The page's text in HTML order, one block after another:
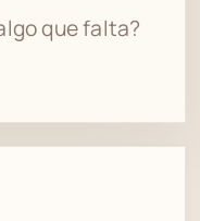
que falta?